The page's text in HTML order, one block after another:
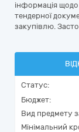
інформація
тендерної
закупівлю.
Статус:
Бюджет:
Вид предмету
Мінімальний